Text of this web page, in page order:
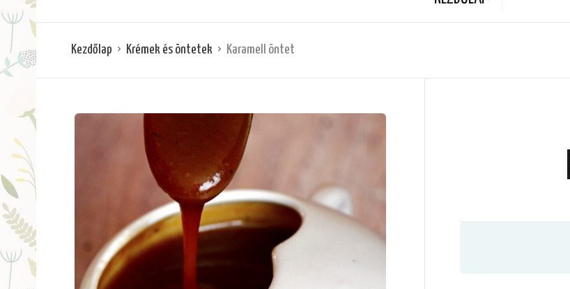
Kezdőlap Krémek és öntetek Karamell öntet